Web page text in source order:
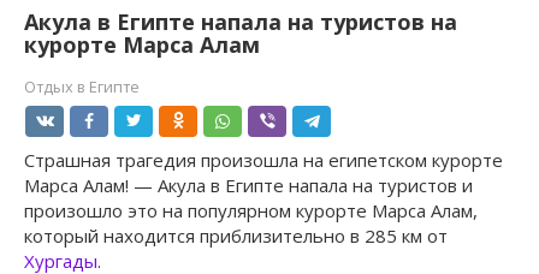
Акула в Египте напала на туристов на
курорте Марса Алам
Отдых в Египте
Страшная трагедия произошла на египетском курорте
Марса Алам! — Акула в Египте напала на туристов и
произошло это на популярном курорте Марса Алам,
который находится приблизительно в 285 км от
Хургады.